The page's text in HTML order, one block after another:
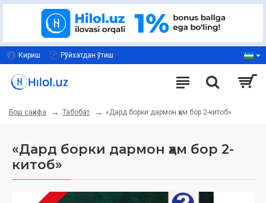
Кириш Рўйхатдан ўтиш
Бош саҳифа Табобат «Дард борки дармон ҳам бор 2-китоб»
«Дард борки дармон ҳам бор 2-
китоб»